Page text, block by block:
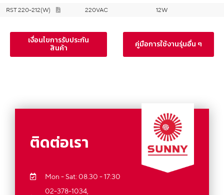
RST 220-212(W)
220VAC 12W
เงื่อนไขการรับประกัน
สินค้า คู่มือการใช้งานรุ่นอื่น ๆ
ติดต่อเรา
Mon - Sat: 08.30 - 17:30
02-378-1034,